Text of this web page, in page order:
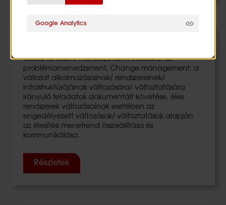
Google Analytics
CMDB és licenc menedzsment, Incidens- és
problémamenedzsment, Change management: a
vállalat alkalmazásainak/ rendszereinek/
infrastruktúrájának változására/ változtatására
irányuló feladatok dokumentált követése, éles
rendszerek változásainak esetében az
engedélyezett változások/ változtatások alapján
az élesítési menetrend összeállítása és
kommunikálása.
Részletek